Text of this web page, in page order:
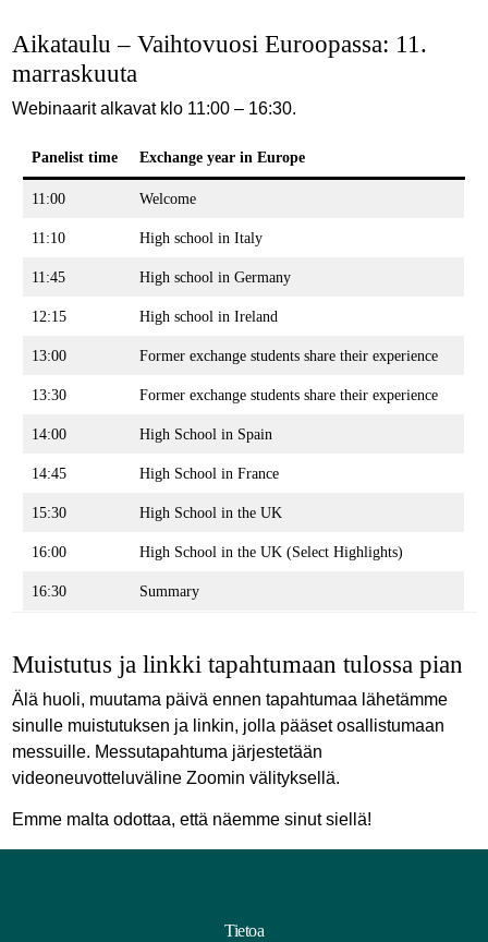
Aikataulu – Vaihtovuosi Euroopassa: 11.
marraskuuta
Webinaarit alkavat klo 11:00 – 16:30.
Panelist time Exchange year in Europe
11:00 Welcome
11:10 High school in Italy
11:45 High school in Germany
12:15 High school in Ireland
13:00 Former exchange students share their experience
13:30 Former exchange students share their experience
14:00 High School in Spain
14:45 High School in France
15:30 High School in the UK
16:00 High School in the UK (Select Highlights)
16:30 Summary
Muistutus ja linkki tapahtumaan tulossa pian
Älä huoli, muutama päivä ennen tapahtumaa lähetämme
sinulle muistutuksen ja linkin, jolla pääset osallistumaan
messuille. Messutapahtuma järjestetään
videoneuvotteluväline Zoomin välityksellä.
Emme malta odottaa, että näemme sinut siellä!
Tietoa